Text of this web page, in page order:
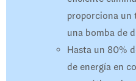
proporciona un
una bomba de
Hasta un 80%
de energía en